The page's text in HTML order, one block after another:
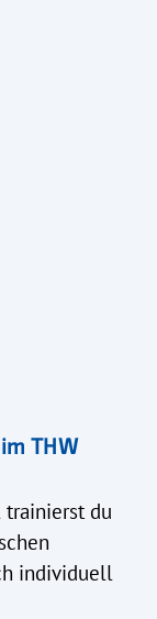
THW
trainierst du
individuell